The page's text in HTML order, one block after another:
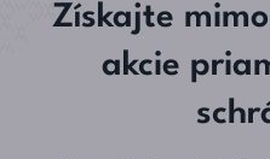
Získajte
akcie